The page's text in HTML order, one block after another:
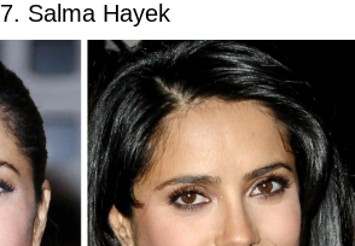
7. Salma Hayek